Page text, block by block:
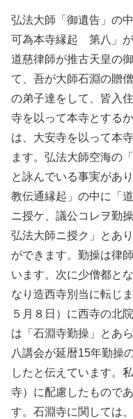
弘法大師「御遺告」の
可為本寺縁起 第八」が
道慈律師が推古天皇の
て、吾が大師石淵の贈
の弟子達をして、皆入
寺を以って本寺とする
は、大安寺を以って本
ます。弘法大師空海の
と詠んでいる事実があ
教伝通縁起」の中に「
ニ授ケ、議公コレヲ勤
弘法大師ニ授ク」とあ
ができます。勤操は律
います。次に少僧都と
なり造西寺別当に転じ
５月８日）に西寺の北
は「石淵寺勤操」とあ
八講会が延暦15年勤操
したと伝えています。
寺）に配慮したもので
す。石淵寺に関しては